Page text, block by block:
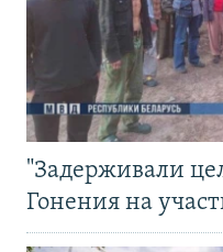
"Задерживали
Гонения на